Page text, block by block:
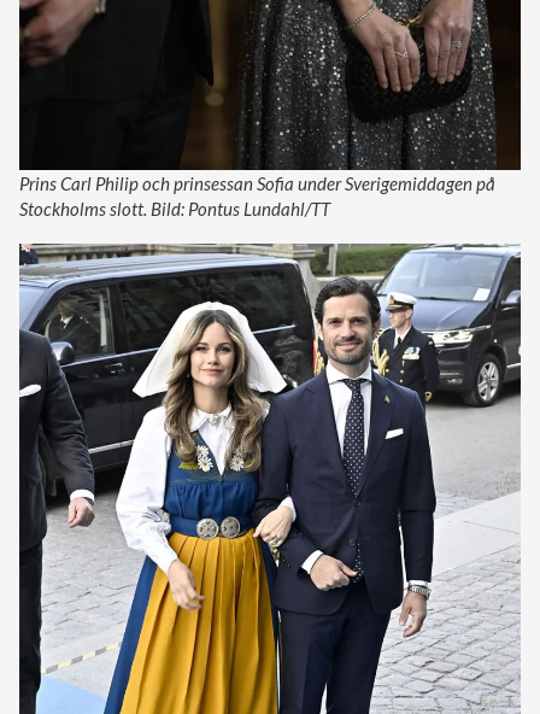
Prins Carl Philip och prinsessan Sofia under Sverigemiddagen på
Stockholms slott. Bild: Pontus Lundahl/TT